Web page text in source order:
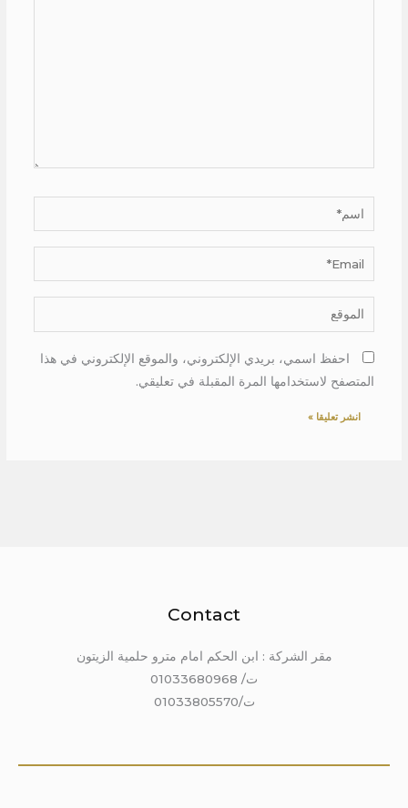
اسم*
Email*
الموقع
احفظ اسمي، بريدي الإلكتروني، والموقع الإلكتروني في هذا
المتصفح لاستخدامها المرة المقبلة في تعليقي.
Contact
مقر الشركة : ابن الحكم امام مترو حلمية الزيتون
ت/ 01033680968
ت/01033805570